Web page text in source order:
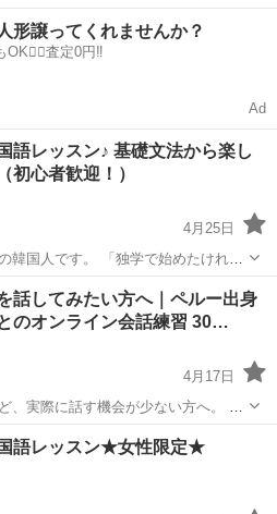
す。※女性限定 平日昼間中心、1回
スに合わせて進めます。 【料金】 30
中国語 HSK
形譲ってくれませんか？
OK🙆‍♀️査定0円‼️
Ad
語レッスン♪ 基礎文法から楽し
初心者歓迎！）
4月25日
「独学で始めたけれ
」 「教科書の内容だけでなく、自然
い！」 そんな方にぴったりの、「確
韓国語 レッスン
話してみたい方へ｜ペルー出身
のオンライン会話練習 30…
4月17日
、実際に話す機会が少ない方へ。 ペ
ブとのオンライン会話で、スペイン
教え
オンライン
語レッスン★女性限定★